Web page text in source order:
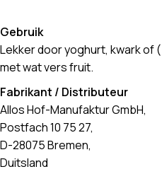
Gebruik
Lekker door yoghurt, kwark of
met wat vers fruit.
Fabrikant / Distributeur
Allos Hof-Manufaktur GmbH,
Postfach 10 75 27,
D-28075 Bremen,
Duitsland